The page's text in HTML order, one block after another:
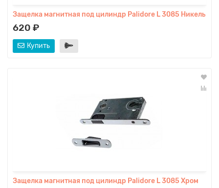
Защелка магнитная под цилиндр Palidore L 3085 Никель
620 ₽
Купить
Защелка магнитная под цилиндр Palidore L 3085 Хром